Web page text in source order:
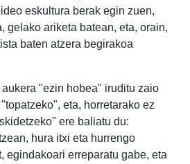
eskultura berak egin zuen,
gelako ariketa batean, eta, orain,
baten atzera begirakoa
"ezin hobea" iruditu zaio
eta, horretarako ez
ere baliatu du:
hura itxi eta hurrengo
egindakoari erreparatu gabe, eta